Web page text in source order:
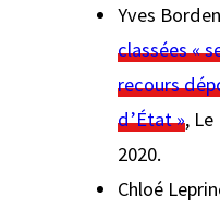
Yves
classées «
recours
d’État »,
2020.
Chloé